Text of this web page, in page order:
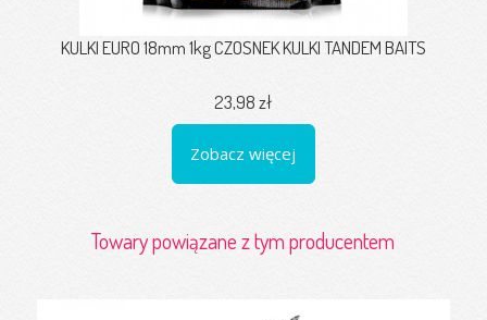
KULKI EURO 18mm 1kg CZOSNEK KULKI TANDEM BAITS
23,98 zł
Zobacz więcej
Towary powiązane z tym producentem